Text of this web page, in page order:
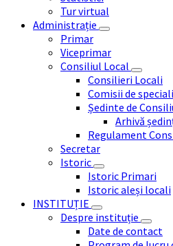
Tur virtual
Administrație
Primar
Viceprimar
Consiliul Local
Consilieri Locali
Comisii de
Ședinte de
Arhivă
Regulament
Secretar
Istoric
Istoric Primari
Istoric aleși locali
INSTITUȚIE
Despre instituție
Date de contact